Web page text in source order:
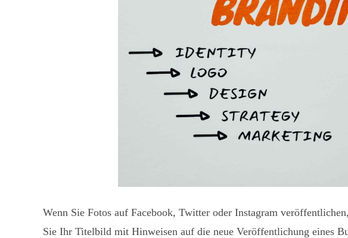
Wenn Sie Fotos auf Facebook, Twitter oder Instagram
Sie Ihr Titelbild mit Hinweisen auf die neue Veröffentlichung eines